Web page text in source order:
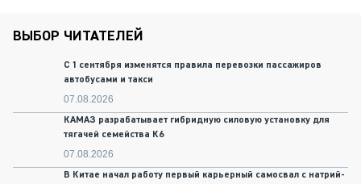
ВЫБОР ЧИТАТЕЛЕЙ
С 1 сентября изменятся правила перевозки пассажиров
автобусами и такси
07.08.2026
КАМАЗ разрабатывает гибридную силовую установку для
тягачей семейства К6
07.08.2026
В Китае начал работу первый карьерный самосвал с натрий-